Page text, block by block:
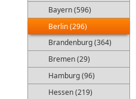
Bayern (596)
Berlin (296)
Brandenburg (364)
Bremen (29)
Hamburg (96)
Hessen (219)